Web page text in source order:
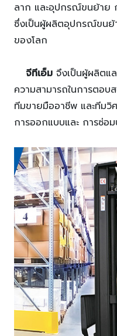
ลาก และอุปกรณ์ขนย้าย
ซึ่งเป็นผู้ผลิตอุปกรณ์ขน
ของโลก
จีทีเอ็ม จึงเป็นผู้ผลิตแ
ความสามารถในการตอ
ทีมขายมืออาชีพ และทีมวิ
การออกแบบและ การซ่อ